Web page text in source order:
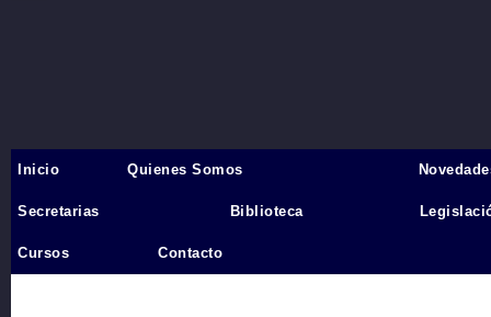
Inicio
Inicio Quienes Somos
Secretarias Biblioteca
Cursos Contacto